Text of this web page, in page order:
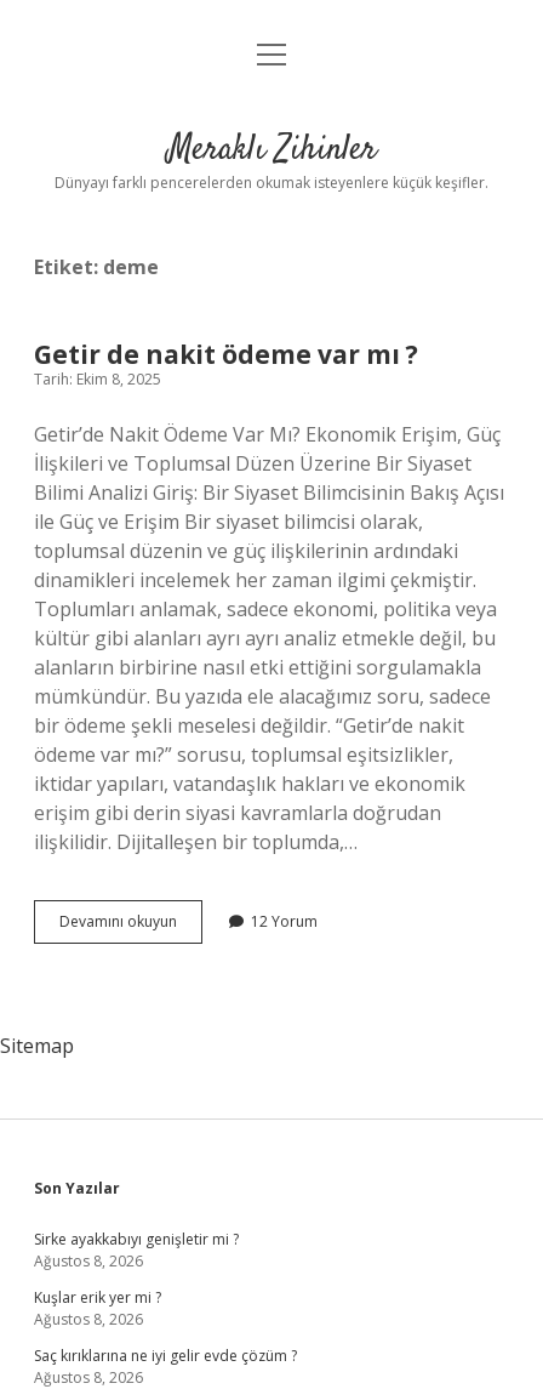
Anasayfa
Yasal Uyarı
menüyü
Meraklı Zihinler
Dünyayı farklı pencerelerden okumak isteyenlere küçük keşifler.
Etiket: deme
Getir de nakit ödeme var mı ?
Tarih: Ekim 8, 2025
Getir’de Nakit Ödeme Var Mı? Ekonomik Erişim, Güç
İlişkileri ve Toplumsal Düzen Üzerine Bir Siyaset
Bilimi Analizi Giriş: Bir Siyaset Bilimcisinin Bakış Açısı
ile Güç ve Erişim Bir siyaset bilimcisi olarak,
toplumsal düzenin ve güç ilişkilerinin ardındaki
dinamikleri incelemek her zaman ilgimi çekmiştir.
Toplumları anlamak, sadece ekonomi, politika veya
kültür gibi alanları ayrı ayrı analiz etmekle değil, bu
alanların birbirine nasıl etki ettiğini sorgulamakla
mümkündür. Bu yazıda ele alacağımız soru, sadece
bir ödeme şekli meselesi değildir. “Getir’de nakit
ödeme var mı?” sorusu, toplumsal eşitsizlikler,
iktidar yapıları, vatandaşlık hakları ve ekonomik
erişim gibi derin siyasi kavramlarla doğrudan
ilişkilidir. Dijitalleşen bir toplumda,…
Devamını okuyun
de
12 Yorum
Sitemap
Sidebar
Son Yazılar
Sirke ayakkabıyı genişletir mi ?
Ağustos 8, 2026
Kuşlar erik yer mi ?
Ağustos 8, 2026
Saç kırıklarına ne iyi gelir evde çözüm ?
Ağustos 8, 2026